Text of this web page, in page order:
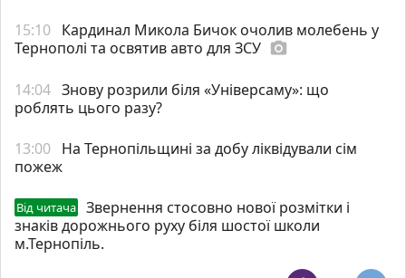
15:10 Кардинал Микола Бичок очолив молебень у
Тернополі та освятив авто для ЗСУ photo_camera
14:04 Знову розрили біля «Універсаму»: що
роблять цього разу?
13:00 На Тернопільщині за добу ліквідували сім
пожеж
Від читача
Звернення стосовно нової розмітки і
знаків дорожнього руху біля шостої школи
м.Тернопіль.